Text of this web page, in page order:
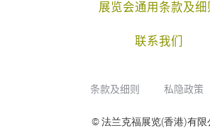
展览会通用条款及细
联系我们
条款及细则 私隐政策
© 法兰克福展览(香港)有限